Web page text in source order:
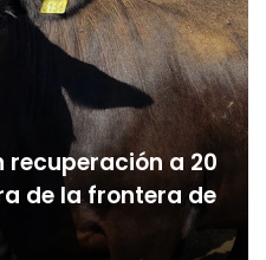
recuperación a 20
de la frontera de